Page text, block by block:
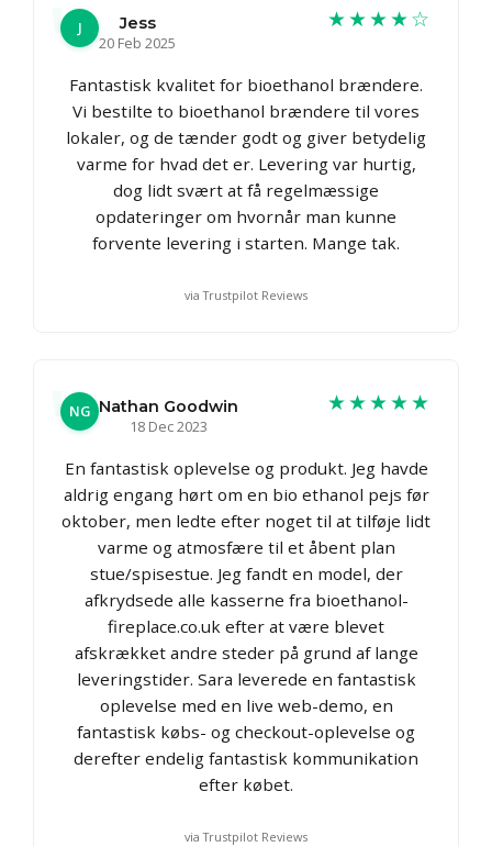
J
Jess
20 Feb 2025
★★★★☆
Fantastisk kvalitet for bioethanol brændere.
Vi bestilte to bioethanol brændere til vores
lokaler, og de tænder godt og giver betydelig
varme for hvad det er. Levering var hurtig,
dog lidt svært at få regelmæssige
opdateringer om hvornår man kunne
forvente levering i starten. Mange tak.
via Trustpilot Reviews
NG Nathan Goodwin
18 Dec 2023
★★★★★
En fantastisk oplevelse og produkt. Jeg havde
aldrig engang hørt om en bio ethanol pejs før
oktober, men ledte efter noget til at tilføje lidt
varme og atmosfære til et åbent plan
stue/spisestue. Jeg fandt en model, der
afkrydsede alle kasserne fra bioethanol-
fireplace.co.uk efter at være blevet
afskrækket andre steder på grund af lange
leveringstider. Sara leverede en fantastisk
oplevelse med en live web-demo, en
fantastisk købs- og checkout-oplevelse og
derefter endelig fantastisk kommunikation
efter købet.
via Trustpilot Reviews